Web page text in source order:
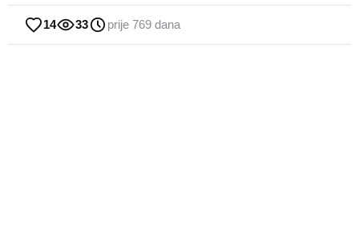
14 33 prije 769 dana